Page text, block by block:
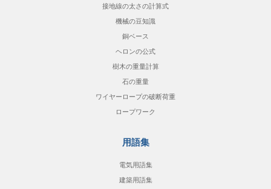
接地線の太さの計算式
機械の豆知識
銅ベース
ヘロンの公式
樹木の重量計算
石の重量
ワイヤーロープの破断荷重
ロープワーク
用語集
電気用語集
建築用語集